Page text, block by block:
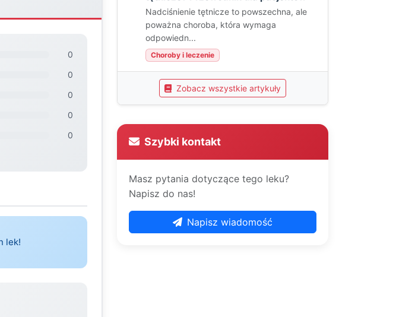
0
0
0
0
0
lek!
Nadciśnienie tętnicze to powszechna, ale
poważna choroba, która wymaga
odpowiedn...
Choroby i leczenie
Zobacz wszystkie artykuły
Szybki kontakt
Masz pytania dotyczące tego leku?
Napisz do nas!
Napisz wiadomość